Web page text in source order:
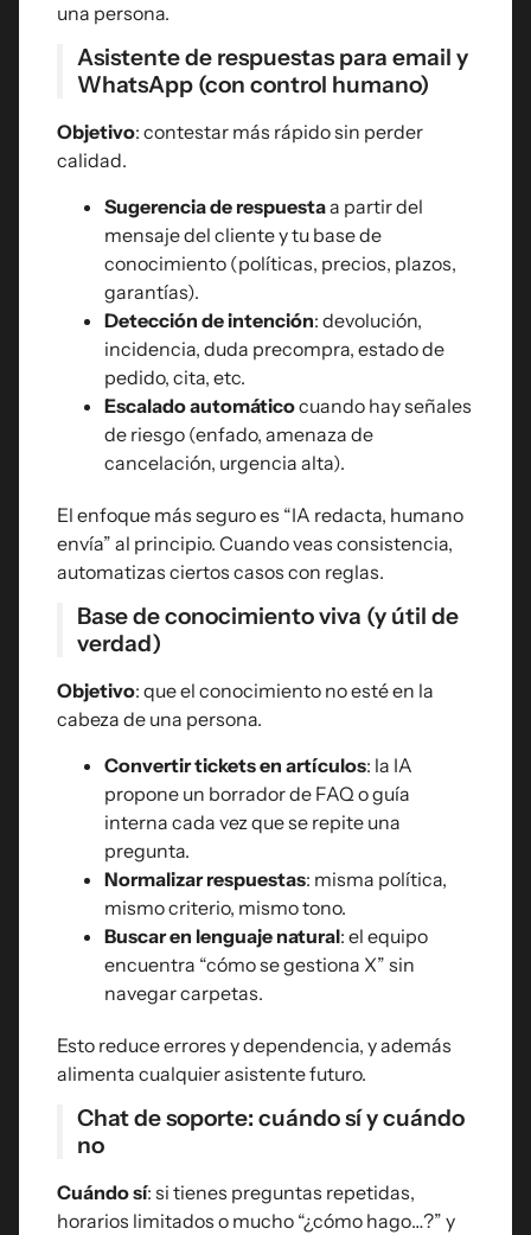
una persona.
Asistente de respuestas para email y
WhatsApp (con control humano)
Objetivo: contestar más rápido sin perder
calidad.
Sugerencia de respuestaa partir del
mensaje del cliente y tu base de
conocimiento (políticas, precios, plazos,
garantías).
Detección de intención: devolución,
incidencia, duda precompra, estado de
pedido, cita, etc.
Escalado automáticocuando hay señales
de riesgo (enfado, amenaza de
cancelación, urgencia alta).
El enfoque más seguro es “IA redacta, humano
envía” al principio. Cuando veas consistencia,
automatizas ciertos casos con reglas.
Base de conocimiento viva (y útil de
verdad)
Objetivo: que el conocimiento no esté en la
cabeza de una persona.
Convertir tickets en artículos: la IA
propone un borrador de FAQ o guía
interna cada vez que se repite una
pregunta.
Normalizar respuestas: misma política,
mismo criterio, mismo tono.
Buscar en lenguaje natural: el equipo
encuentra “cómo se gestiona X” sin
navegar carpetas.
Esto reduce errores y dependencia, y además
alimenta cualquier asistente futuro.
Chat de soporte: cuándo sí y cuándo
no
Cuándo sí: si tienes preguntas repetidas,
horarios limitados o mucho “¿cómo hago…?” y